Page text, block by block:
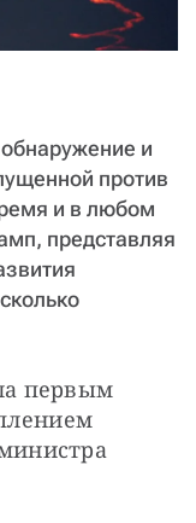
и
против
и в любом
представляя
первым